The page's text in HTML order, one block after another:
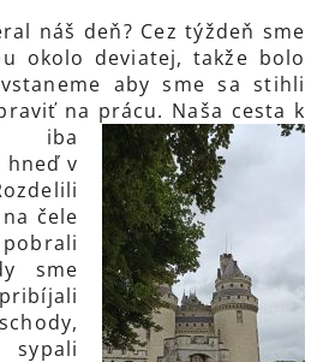
náš deň? Cez týždeň sme
okolo deviatej, takže bolo
aby sme sa stihli
na prácu. Naša cesta k
iba
hneď v
čele
sme